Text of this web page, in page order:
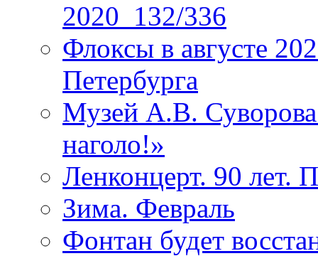
2020_132/336
Флоксы в августе
Петербурга
Музей А.В.
наголо!»
Ленконцерт. 90 лет.
Зима. Февраль
Фонтан будет